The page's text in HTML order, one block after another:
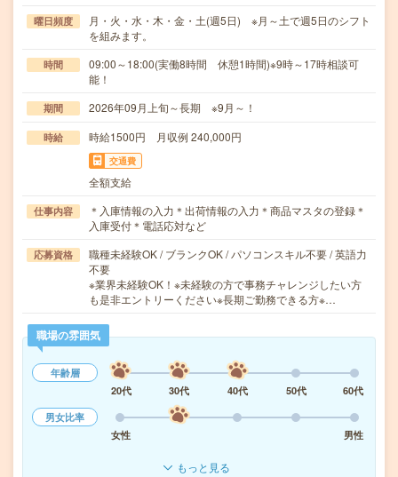
曜日頻度
月・火・水・木・金・土(週5日) ※月～土で週5日のシフト
を組みます。
時間
09:00～18:00(実働8時間 休憩1時間)※9時～17時相談可
能！
期間 2026年09月上旬～長期 ※9月～！
時給 時給1500円 月収例 240,000円
交通費
全額支給
仕事内容
＊入庫情報の入力＊出荷情報の入力＊商品マスタの登録＊
入庫受付＊電話応対など
応募資格
職種未経験OK / ブランクOK / パソコンスキル不要 / 英語力
不要
※業界未経験OK！※未経験の方で事務チャレンジしたい方
も是非エントリーください※長期ご勤務できる方※…
職場の雰囲気
年齢層
20代
30代 40代 50代
60代
男女比率
女性
男性
もっと見る